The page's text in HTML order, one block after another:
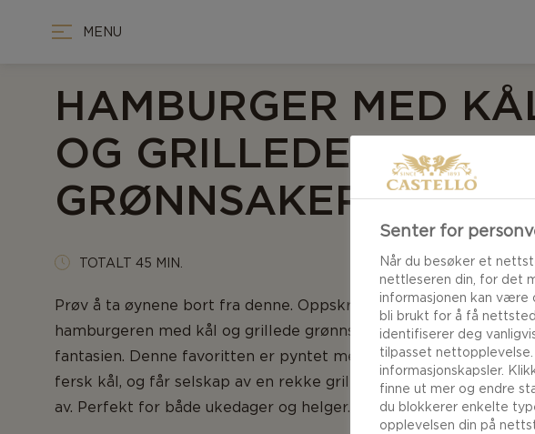
MENU
HAMBURGER MED
OG GRILLEDE
GRØNNSAKER
TOTALT 45 MIN.
Prøv å ta øynene bort fra denne. Oppskriften vår på den ultimate
hamburgeren med kål og grillede grønnsaker overlater
fantasien. Denne favoritten er pyntet med lag av kremete ost og
fersk kål, og får selskap av en rekke grillede grønnsaker ved siden
av. Perfekt for både ukedager og helger.
Senter for
Når du besøker et
nettleseren din, for det
informasjonen kan være
bli brukt for å få
identifiserer deg
tilpasset
informasjonskapsler.
finne ut mer og endre
du blokkerer enkelte
opplevelsen din på